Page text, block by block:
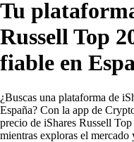
Tu
Russell Top
fiable en
¿Buscas una plataforma de
España? Con la app de
precio de iShares Russell
mientras exploras el mercado